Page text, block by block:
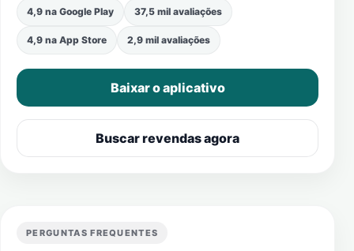
4,9 na Google Play 37,5 mil avaliações
4,9 na App Store 2,9 mil avaliações
Baixar o aplicativo
Buscar revendas agora
PERGUNTAS FREQUENTES